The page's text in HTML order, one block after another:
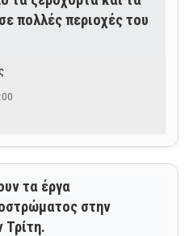
πολλές περιοχές του
τα έργα
στην
Τρίτη.